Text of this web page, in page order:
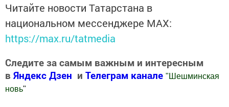
Читайте новости Татарстана в
национальном мессенджере MАХ:
https://max.ru/tatmedia
Следите за самым важным и интересным
в Яндекс Дзен и Телеграм канале " Шешминская
новь"